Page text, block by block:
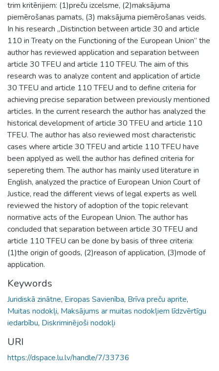
trim kritērijiem: (1)preču izcelsme, (2)maksājuma
piemērošanas pamats, (3) maksājuma piemērošanas veids.
In his research „Distinction between article 30 and article
110 in Treaty on the Functioning of the European Union” the
author has reviewed application and separation between
article 30 TFEU and article 110 TFEU. The aim of this
research was to analyze content and application of article
30 TFEU and article 110 TFEU and to define criteria for
achieving precise separation between previously mentioned
articles. In the current research the author has analyzed the
historical development of article 30 TFEU and article 110
TFEU. The author has also reviewed most characteristic
cases where article 30 TFEU and article 110 TFEU have
been applyed as well the author has defined criteria for
sepereting them. The author has mainly used literature in
English, analyzed the practice of European Union Court of
Justice, read the different views of legal experts as well
reviewed the history of adoption of the topic relevant
normative acts of the European Union. The author has
concluded that separation between article 30 TFEU and
article 110 TFEU can be done by basis of three criteria:
(1)the origin of goods, (2)reason of application, (3)mode of
application.
Keywords
Juridiskā zinātne, Eiropas Savienība, Brīva preču aprite,
Muitas nodokļi, Maksājums ar muitas nodokļiem līdzvērtīgu
iedarbību, Diskriminējoši nodokļi
URI
https://dspace.lu.lv/handle/7/33736